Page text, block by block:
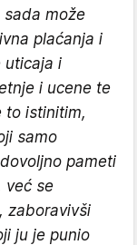
sada može
plaćanja i
uticaja i
i ucene te
to istinitim,
samo
pameti
već se
zaboravivši
ju je punio